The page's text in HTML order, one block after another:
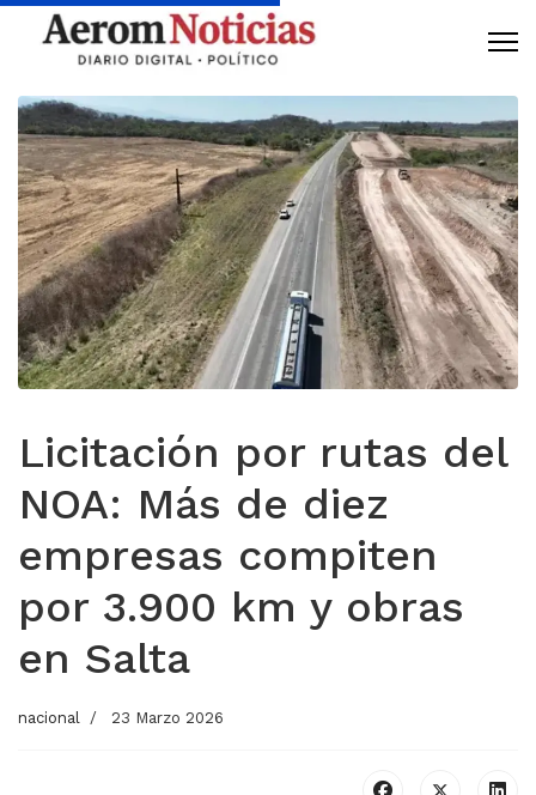
Licitación por rutas del
NOA: Más de diez
empresas compiten
por 3.900 km y obras
en Salta
nacional 23 Marzo 2026